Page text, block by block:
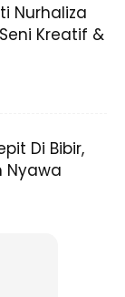
Untuk
Nurhaliza
Kreatif &
Di Bibir,
Nyawa